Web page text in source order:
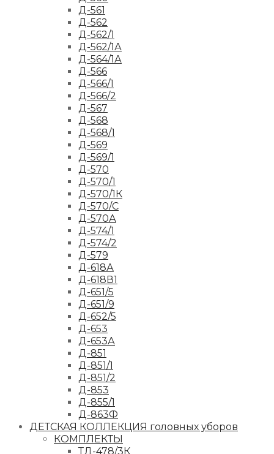
Д-561
Д-562
Д-562/1
Д-562/1А
Д-564/1А
Д-566
Д-566/1
Д-566/2
Д-567
Д-568
Д-568/1
Д-569
Д-569/1
Д-570
Д-570/1
Д-570/1К
Д-570/С
Д-570А
Д-574/1
Д-574/2
Д-579
Д-618А
Д-618В1
Д-651/5
Д-651/9
Д-652/5
Д-653
Д-653А
Д-851
Д-851/1
Д-851/2
Д-853
Д-855/1
Д-863Ф
ДЕТСКАЯ КОЛЛЕКЦИЯ головных уборов
КОМПЛЕКТЫ
ТД-478/3К